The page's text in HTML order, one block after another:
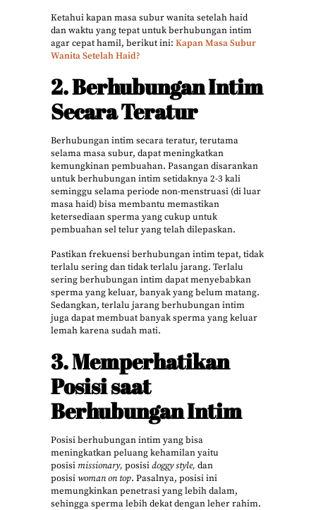
Ketahui kapan masa subur wanita setelah haid
dan waktu yang tepat untuk berhubungan intim
agar cepat hamil, berikut ini:Kapan Masa Subur
Wanita Setelah Haid?
2. Berhubungan Intim
Secara Teratur
Berhubungan intim secara teratur, terutama
selama masa subur, dapat meningkatkan
kemungkinan pembuahan. Pasangan disarankan
untuk berhubungan intim setidaknya 2-3 kali
seminggu selama periode non-menstruasi (di luar
masa haid) bisa membantu memastikan
ketersediaan sperma yang cukup untuk
pembuahan sel telur yang telah dilepaskan.
Pastikan frekuensi berhubungan intim tepat, tidak
terlalu sering dan tidak terlalu jarang. Terlalu
sering berhubungan intim dapat menyebabkan
sperma yang keluar, banyak yang belum matang.
Sedangkan, terlalu jarang berhubungan intim
juga dapat membuat banyak sperma yang keluar
lemah karena sudah mati.
3. Memperhatikan
Posisi saat
Berhubungan Intim
Posisi berhubungan intim yang bisa
meningkatkan peluang kehamilan yaitu
posisi missionary,posisidoggy style,dan
posisiwoman on top. Pasalnya, posisi ini
memungkinkan penetrasi yang lebih dalam,
sehingga sperma lebih dekat dengan leher rahim.